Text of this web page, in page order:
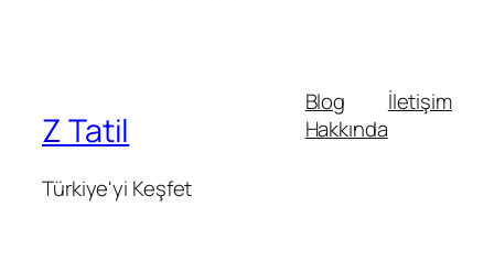
Z Tatil
Türkiye'yi Keşfet
Blog
Hakkında
İletişim